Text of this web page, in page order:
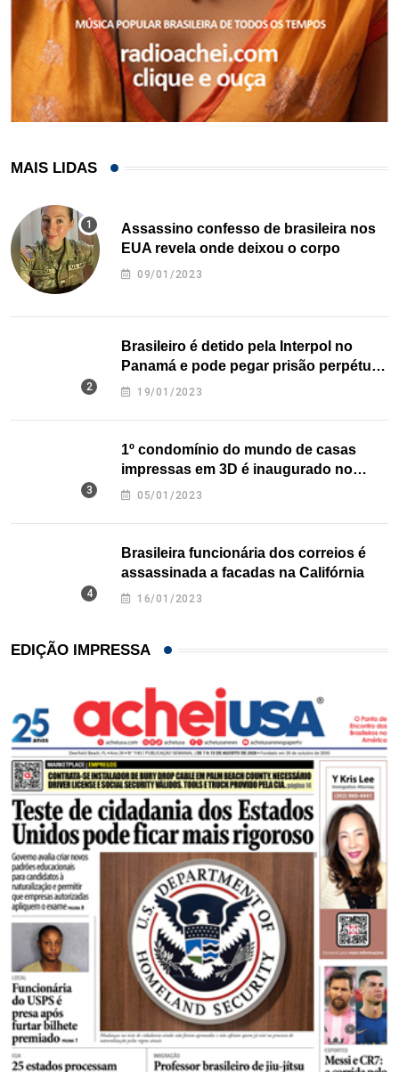
MAIS LIDAS
Assassino confesso de brasileira nos
EUA revela onde deixou o corpo
09/01/2023
Brasileiro é detido pela Interpol no
Panamá e pode pegar prisão perpétua
nos EUA
19/01/2023
1º condomínio do mundo de casas
impressas em 3D é inaugurado no
Texas
05/01/2023
Brasileira funcionária dos correios é
assassinada a facadas na Califórnia
16/01/2023
EDIÇÃO IMPRESSA